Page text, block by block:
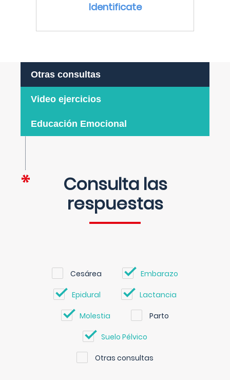
Identificate
Otras consultas
Video ejercicios
Educación Emocional
Consulta las
respuestas
Cesárea Embarazo
Epidural Lactancia
Molestia Parto
Suelo Pélvico
Otras consultas